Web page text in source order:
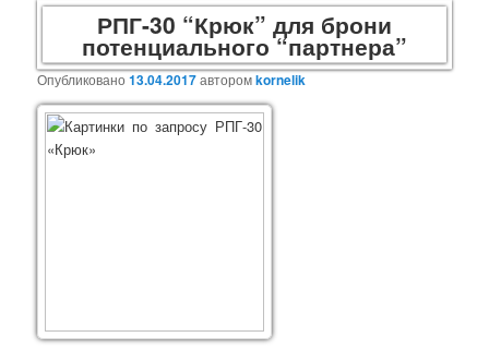
РПГ-30 “Крюк” для брони
потенциального “партнера”
Опубликовано13.04.2017авторомkornelik